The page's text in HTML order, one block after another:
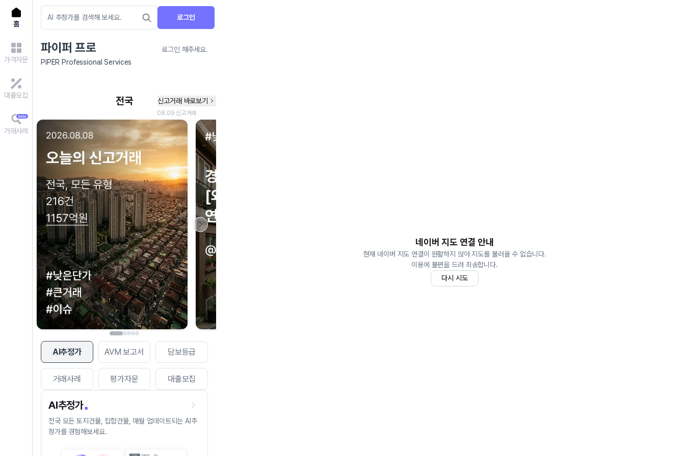
홈
가격자문
대출모집
거래사례
로그인
파이퍼 프로
로그인 해주세요.
PIPER Professional Services
AI추정가 AVM 보고서 담보등급
거래사례 평가자문 대출모집
AI추정가
전국 모든 토지건물, 집합건물, 매월 업데이트되는 AI추
정가를 경험해보세요.
네이버 지도 연결 안내
현재 네이버 지도 연결이 원활하지 않아 지도를 불러올 수 없습니다.
이용에 불편을 드려 죄송합니다.
다시 시도